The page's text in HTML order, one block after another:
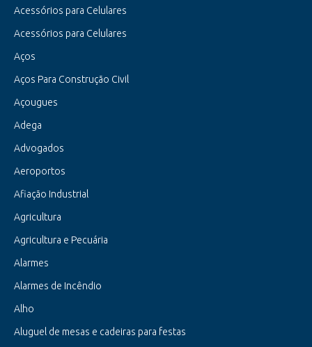
Acessórios para Celulares
Acessórios para Celulares
Aços
Aços Para Construção Civil
Açougues
Adega
Advogados
Aeroportos
Afiação Industrial
Agricultura
Agricultura e Pecuária
Alarmes
Alarmes de Incêndio
Alho
Aluguel de mesas e cadeiras para festas